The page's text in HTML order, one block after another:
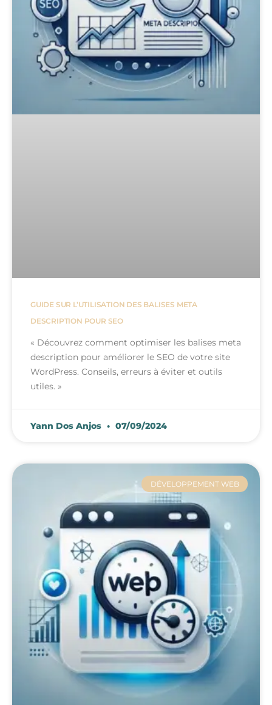
GUIDE SUR L’UTILISATION DES BALISES META
DESCRIPTION POUR SEO
« Découvrez comment optimiser les balises meta
description pour améliorer le SEO de votre site
WordPress. Conseils, erreurs à éviter et outils
utiles. »
Yann Dos Anjos 07/09/2024
DÉVELOPPEMENT WEB